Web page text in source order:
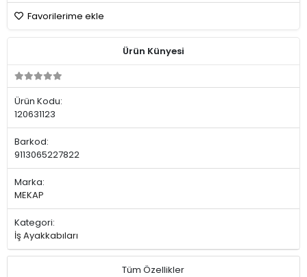
Favorilerime ekle
Ürün Künyesi
Ürün Kodu:
120631123
Barkod:
9113065227822
Marka:
MEKAP
Kategori:
İş Ayakkabıları
Tüm Özellikler